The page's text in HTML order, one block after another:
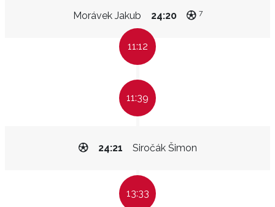
Morávek Jakub 24:20 7
11:12
11:39
Siročák Šimon
24:21
13:33